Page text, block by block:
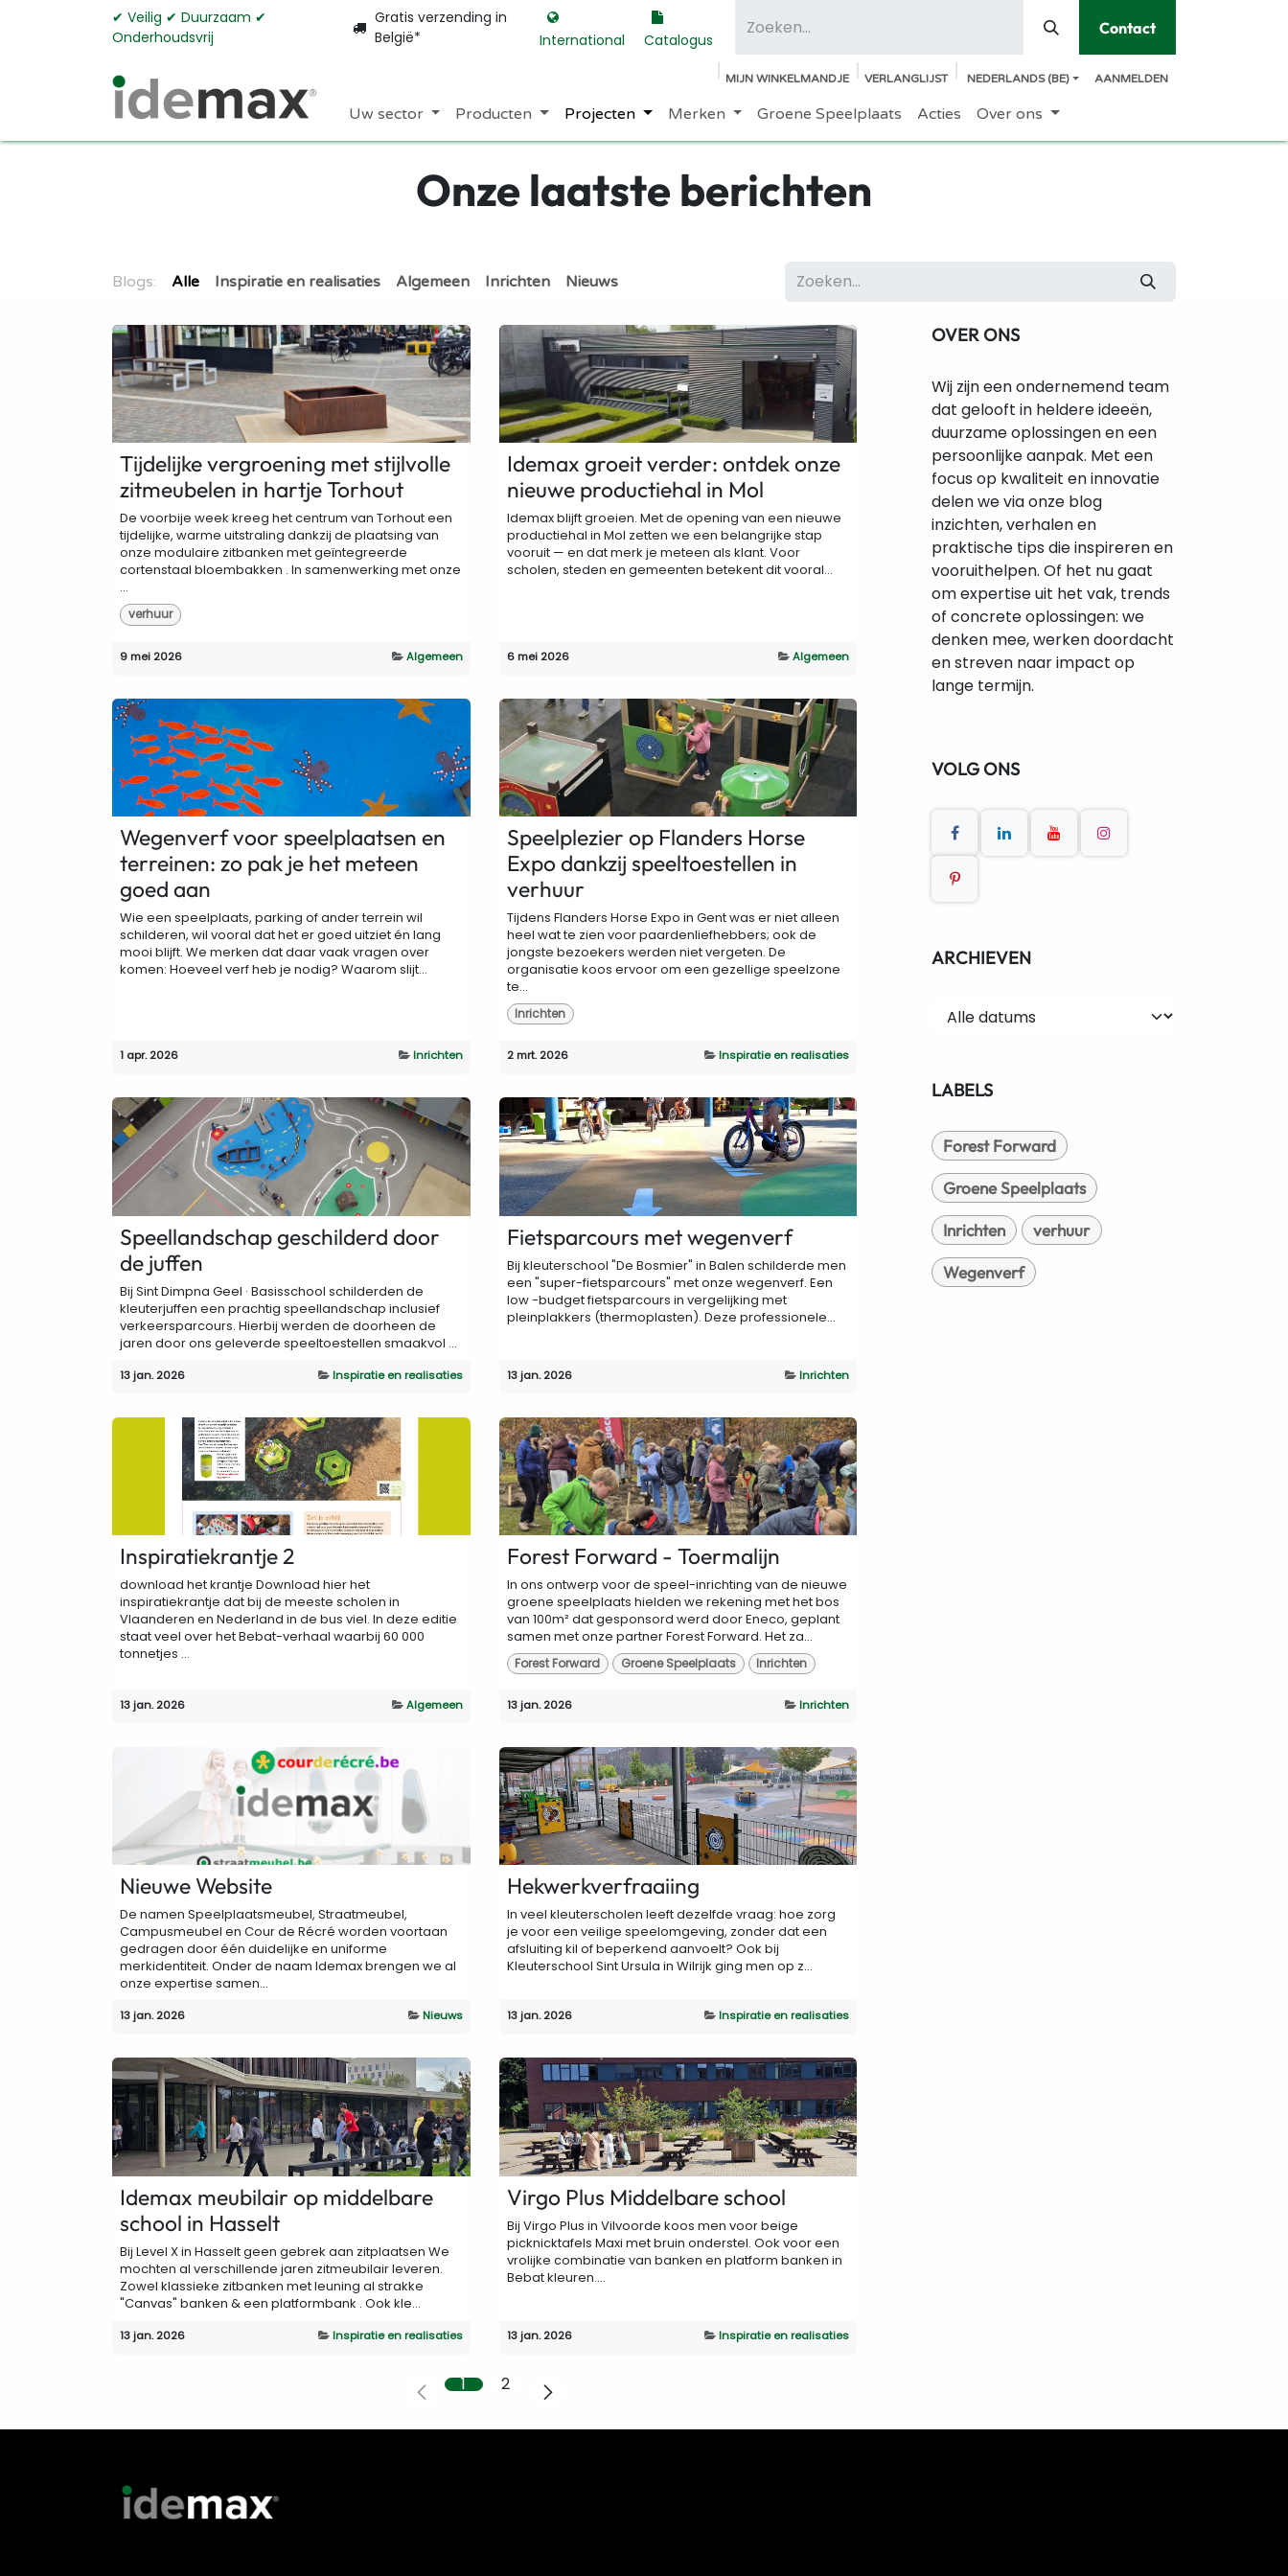
Overslaan naar inhoud✔︎ Veilig ✔︎ Duurzaam ✔︎
Onderhoudsvrij
Gratis verzending in
België*
International Catalogus
Contact
MIJN WINKELMANDJE VERLANGLIJST NEDERLANDS (BE) AANMELDEN
Uw sector Producten Projecten Merken Groene Speelplaats Acties Over ons
Onze laatste berichten
Blogs: Alle Inspiratie en realisaties Algemeen Inrichten Nieuws
Tijdelijke vergroening met stijlvolle
zitmeubelen in hartje Torhout
De voorbije week kreeg het centrum van Torhout een
tijdelijke, warme uitstraling dankzij de plaatsing van
onze modulaire zitbanken met geïntegreerde
cortenstaal bloembakken . In samenwerking met onze
...
verhuur
9 mei 2026 Algemeen
Idemax groeit verder: ontdek onze
nieuwe productiehal in Mol
Idemax blijft groeien. Met de opening van een nieuwe
productiehal in Mol zetten we een belangrijke stap
vooruit — en dat merk je meteen als klant. Voor
scholen, steden en gemeenten betekent dit vooral...
6 mei 2026 Algemeen
Wegenverf voor speelplaatsen en
terreinen: zo pak je het meteen
goed aan
Wie een speelplaats, parking of ander terrein wil
schilderen, wil vooral dat het er goed uitziet én lang
mooi blijft. We merken dat daar vaak vragen over
komen: Hoeveel verf heb je nodig? Waarom slijt...
1 apr. 2026 Inrichten
Speelplezier op Flanders Horse
Expo dankzij speeltoestellen in
verhuur
Tijdens Flanders Horse Expo in Gent was er niet alleen
heel wat te zien voor paardenliefhebbers; ook de
jongste bezoekers werden niet vergeten. De
organisatie koos ervoor om een gezellige speelzone
te...
Inrichten
2 mrt. 2026 Inspiratie en realisaties
Speellandschap geschilderd door
de juffen
Bij Sint Dimpna Geel · Basisschool schilderden de
kleuterjuffen een prachtig speellandschap inclusief
verkeersparcours. Hierbij werden de doorheen de
jaren door ons geleverde speeltoestellen smaakvol ...
13 jan. 2026 Inspiratie en realisaties
Fietsparcours met wegenverf
Bij kleuterschool "De Bosmier" in Balen schilderde men
een "super-fietsparcours" met onze wegenverf. Een
low -budget fietsparcours in vergelijking met
pleinplakkers (thermoplasten). Deze professionele...
13 jan. 2026 Inrichten
Inspiratiekrantje 2
download het krantje Download hier het
inspiratiekrantje dat bij de meeste scholen in
Vlaanderen en Nederland in de bus viel. In deze editie
staat veel over het Bebat-verhaal waarbij 60 000
tonnetjes ...
13 jan. 2026 Algemeen
Forest Forward - Toermalijn
In ons ontwerp voor de speel-inrichting van de nieuwe
groene speelplaats hielden we rekening met het bos
van 100m² dat gesponsord werd door Eneco, geplant
samen met onze partner Forest Forward. Het za...
Forest Forward Groene Speelplaats Inrichten
13 jan. 2026 Inrichten
Nieuwe Website
De namen Speelplaatsmeubel, Straatmeubel,
Campusmeubel en Cour de Récré worden voortaan
gedragen door één duidelijke en uniforme
merkidentiteit. Onder de naam Idemax brengen we al
onze expertise samen...
13 jan. 2026 Nieuws
Hekwerkverfraaiing
In veel kleuterscholen leeft dezelfde vraag: hoe zorg
je voor een veilige speelomgeving, zonder dat een
afsluiting kil of beperkend aanvoelt? Ook bij
Kleuterschool Sint Ursula in Wilrijk ging men op z...
13 jan. 2026 Inspiratie en realisaties
Idemax meubilair op middelbare
school in Hasselt
Bij Level X in Hasselt geen gebrek aan zitplaatsen We
mochten al verschillende jaren zitmeubilair leveren.
Zowel klassieke zitbanken met leuning al strakke
"Canvas" banken & een platformbank . Ook kle...
13 jan. 2026 Inspiratie en realisaties
Virgo Plus Middelbare school
Bij Virgo Plus in Vilvoorde koos men voor beige
picknicktafels Maxi met bruin onderstel. Ook voor een
vrolijke combinatie van banken en platform banken in
Bebat kleuren....
13 jan. 2026 Inspiratie en realisaties
1 2
OVER ONS
Wij zijn een ondernemend team
dat gelooft in heldere ideeën,
duurzame oplossingen en een
persoonlijke aanpak. Met een
focus op kwaliteit en innovatie
delen we via onze blog
inzichten, verhalen en
praktische tips die inspireren en
vooruithelpen. Of het nu gaat
om expertise uit het vak, trends
of concrete oplossingen: we
denken mee, werken doordacht
en streven naar impact op
lange termijn.
VOLG ONS
ARCHIEVEN
LABELS
Forest Forward
Groene Speelplaats
Inrichten verhuur
Wegenverf